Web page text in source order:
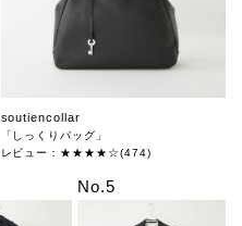
soutiencollar
「しっくりバッグ」
レビュー：★★★★☆(474)
No.5